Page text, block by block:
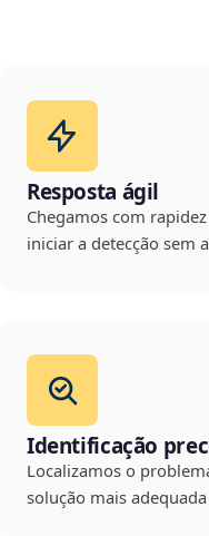
Resposta ágil
Chegamos com
iniciar a detecção sem
Identificação
Localizamos o
solução mais